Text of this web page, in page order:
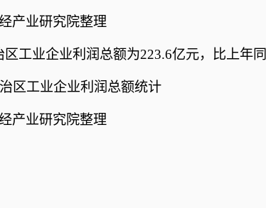
产业研究院整理
工业企业利润总额为223.6亿元，比上年
区工业企业利润总额统计
产业研究院整理